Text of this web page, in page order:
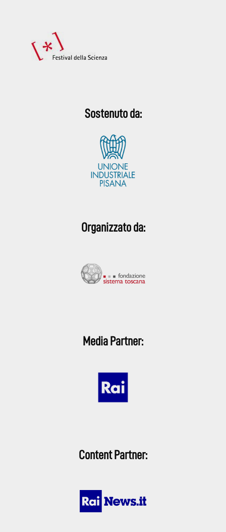
Sostenuto da:
Organizzato da:
Media Partner:
Content Partner: